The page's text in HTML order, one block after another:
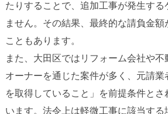
たりすることで、追加工事が発生する
ません。その結果、最終的な請負金額
こともあります。
また、大田区ではリフォーム会社や
オーナーを通じた案件が多く、元請
を取得していること」を前提条件とさ
います。法令上は軽微工事に該当する